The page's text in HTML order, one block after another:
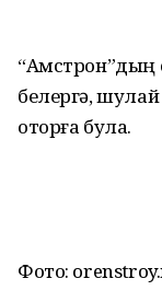
белергә,
оторға була.
Фото: